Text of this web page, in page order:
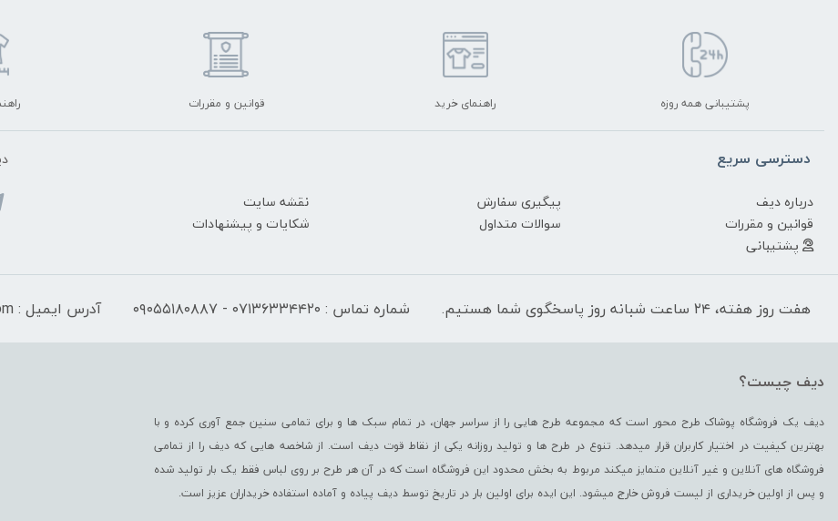
پشتیبانی همه روزه راهنمای خرید قوانین و مقررات
دسترسی سریع
درباره دیف پیگیری سفارش
نقشه سایت
قوانین و مقررات
سوالات متداول
شکایات و پیشنهادات
پشتیبانی
هفت روز هفته، ۲۴ ساعت شبانه روز پاسخگوی شما هستیم. شماره تماس : ۰۷۱۳۶۳۳۴۴۲۰ - ۰۹۰۵۵۱۸۰۸۸۷ آدرس ایمیل : info@difwear.com
دیف چیست؟
دیف یک فروشگاه پوشاک طرح محور است که مجموعه طرح هایی را از سراسر جهان، در تمام سبک ها و برای تمامی سنین جمع آوری کرده و با
بهترین کیفیت در اختیار کاربران قرار میدهد. تنوع در طرح ها و تولید روزانه یکی از نقاط قوت دیف است. از شاخصه هایی که دیف را از تمامی
فروشگاه های آنلاین و غیر آنلاین متمایز میکند مربوط به بخش محدود این فروشگاه است که در آن هر طرح بر روی لباس فقط یک بار تولید شده
و پس از اولین خریداری از لیست فروش خارج میشود. این ایده برای اولین بار در تاریخ توسط دیف پیاده و آماده استفاده خریداران عزیز است.